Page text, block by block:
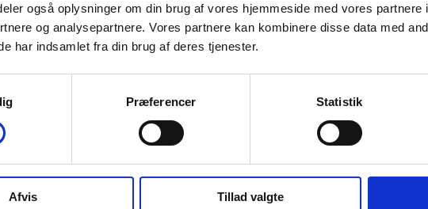
også oplysninger om din brug af vores hjemmeside med vores partnere
og analysepartnere. Vores partnere kan kombinere disse data med
har indsamlet fra din brug af deres tjenester.
Præferencer Statistik
Afvis Tillad valgte